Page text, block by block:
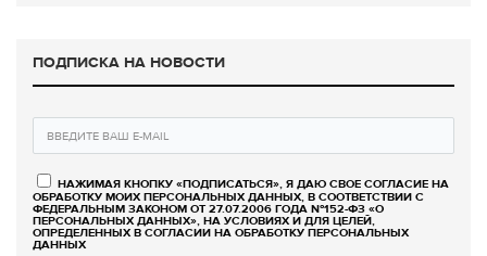
ПОДПИСКА НА НОВОСТИ
НАЖИМАЯ КНОПКУ «ПОДПИСАТЬСЯ», Я ДАЮ СВОЕ СОГЛАСИЕ НА
ОБРАБОТКУ МОИХ ПЕРСОНАЛЬНЫХ ДАННЫХ, В СООТВЕТСТВИИ С
ФЕДЕРАЛЬНЫМ ЗАКОНОМ ОТ 27.07.2006 ГОДА №152-ФЗ «О
ПЕРСОНАЛЬНЫХ ДАННЫХ», НА УСЛОВИЯХ И ДЛЯ ЦЕЛЕЙ,
ОПРЕДЕЛЕННЫХ В СОГЛАСИИ НА ОБРАБОТКУ ПЕРСОНАЛЬНЫХ
ДАННЫХ